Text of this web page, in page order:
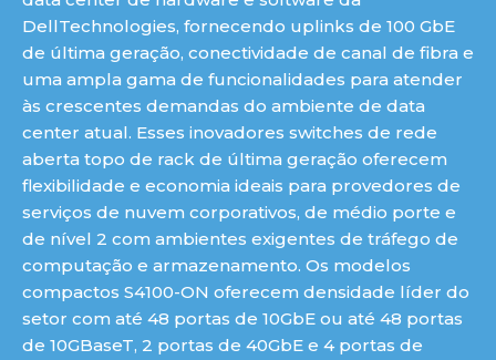
DellTechnologies, fornecendo uplinks de 100 GbE
de última geração, conectividade de canal de fibra e
uma ampla gama de funcionalidades para atender
às crescentes demandas do ambiente de data
center atual. Esses inovadores switches de rede
aberta topo de rack de última geração oferecem
flexibilidade e economia ideais para provedores de
serviços de nuvem corporativos, de médio porte e
de nível 2 com ambientes exigentes de tráfego de
computação e armazenamento. Os modelos
compactos S4100-ON oferecem densidade líder do
setor com até 48 portas de 10GbE ou até 48 portas
de 10GBaseT, 2 portas de 40GbE e 4 portas de